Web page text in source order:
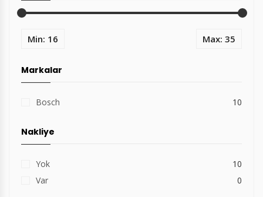
Min: 16 Max: 35
Markalar
Bosch 10
Nakliye
Yok
10
Var
0